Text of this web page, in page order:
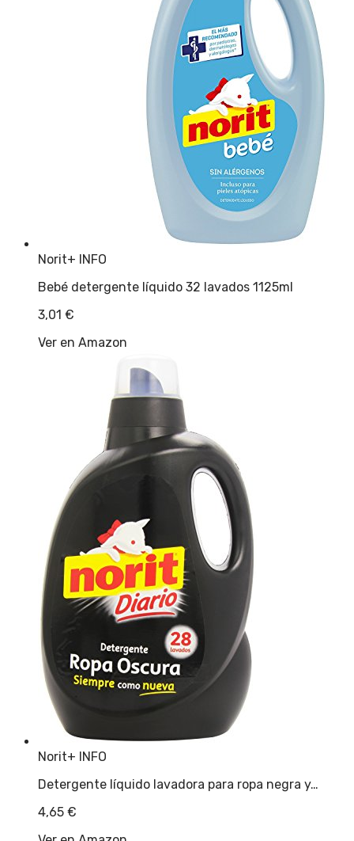
Norit+ INFO
Bebé detergente líquido 32 lavados 1125ml
3,01 €
Ver en Amazon
Norit+ INFO
Detergente líquido lavadora para ropa negra y…
4,65 €